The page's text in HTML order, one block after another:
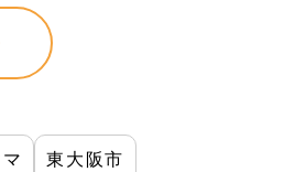
東大阪市